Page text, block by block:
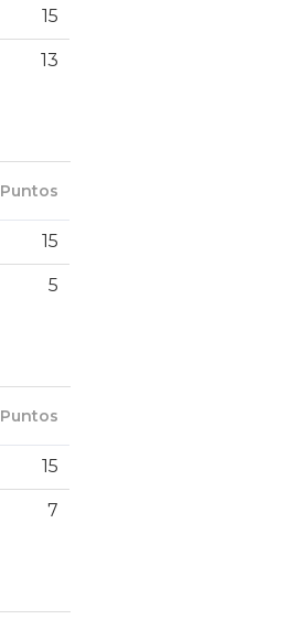
15
13
Puntos
15
5
Puntos
15
7